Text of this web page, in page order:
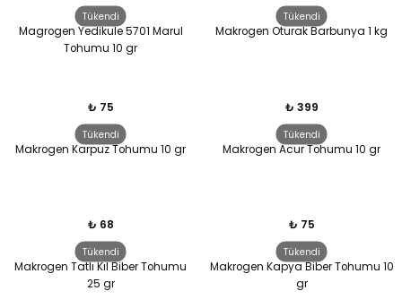
Tükendi
Magrogen Yedikule 5701 Marul
Tohumu 10 gr
₺ 75
Tükendi
Makrogen Oturak Barbunya 1 kg
₺ 399
Tükendi
Makrogen Karpuz Tohumu 10 gr
₺ 68
Tükendi
Makrogen Acur Tohumu 10 gr
₺ 75
Tükendi
Makrogen Tatlı Kıl Biber Tohumu
25 gr
Tükendi
Makrogen Kapya Biber Tohumu 10
gr